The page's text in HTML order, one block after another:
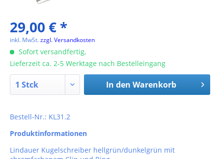
29,00 € *
inkl. MwSt.zzgl. Versandkosten
Sofort versandfertig,
Lieferzeit ca. 2-5 Werktage nach Bestelleingang
In den Warenkorb
Bestell-Nr.: KL31.2
Produktinformationen
Lindauer Kugelschreiber hellgrün/dunkelgrün mit